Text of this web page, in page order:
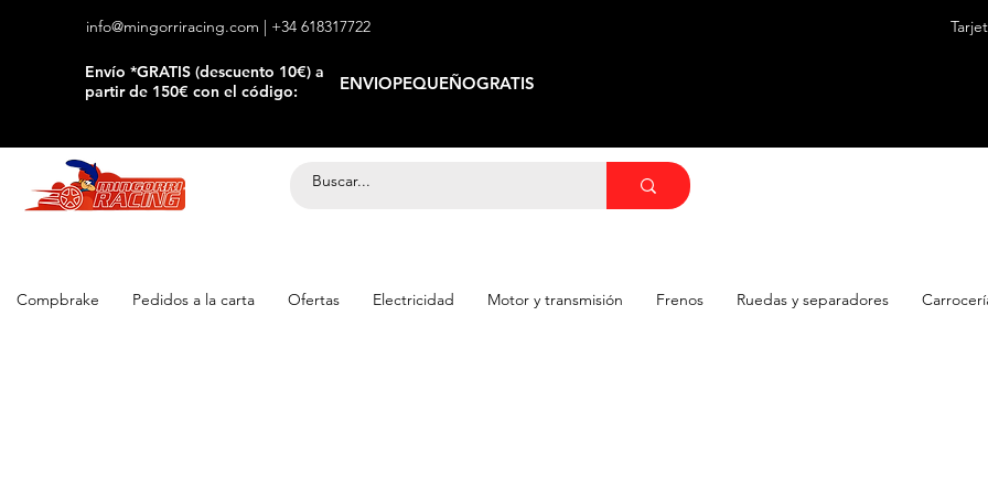
info@mingorriracing.com | +34 618317722
​Envío *GRATIS (descuento 10€) a
partir de 150€ con el código:
ENVIOPEQUEÑOGRATIS
Compbrake Pedidos a la carta Ofertas Electricidad Motor y transmisión Frenos Ruedas y separadores